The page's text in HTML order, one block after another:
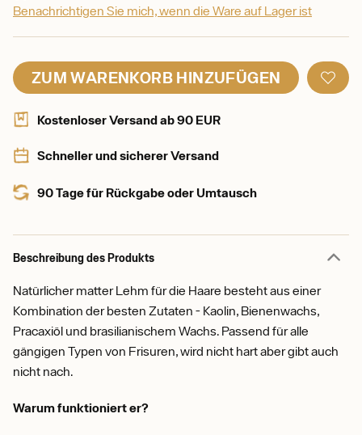
Benachrichtigen Sie mich, wenn die Ware auf Lager ist
ZUM WARENKORB HINZUFÜGEN
Kostenloser Versand ab 90 EUR
Schneller und sicherer Versand
90 Tage für Rückgabe oder Umtausch
Beschreibung des Produkts
Natürlicher matter Lehm für die Haare besteht aus einer
Kombination der besten Zutaten - Kaolin, Bienenwachs,
Pracaxiöl und brasilianischem Wachs. Passend für alle
gängigen Typen von Frisuren, wird nicht hart aber gibt auch
nicht nach.
Warum funktioniert er?